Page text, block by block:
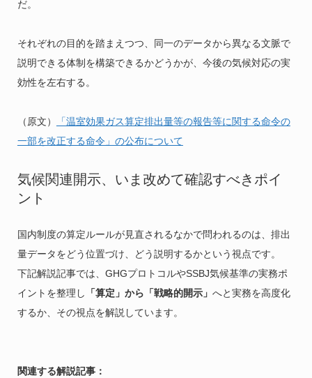
だ。
それぞれの目的を踏まえつつ、同一のデータから異なる文脈で
説明できる体制を構築できるかどうかが、今後の気候対応の実
効性を左右する。
（原文）
「温室効果ガス算定排出量等の報告等に関する命令の
一部を改正する命令」の公布について
気候関連開示、いま改めて確認すべきポイ
ント
国内制度の算定ルールが見直されるなかで問われるのは、排出
量データをどう位置づけ、どう説明するかという視点です。
下記解説記事では、GHGプロトコルやSSBJ気候基準の実務ポ
イントを整理し
「算定」から「戦略的開示」 へと実務を高度化
するか、その視点を解説しています。
関連する解説記事：